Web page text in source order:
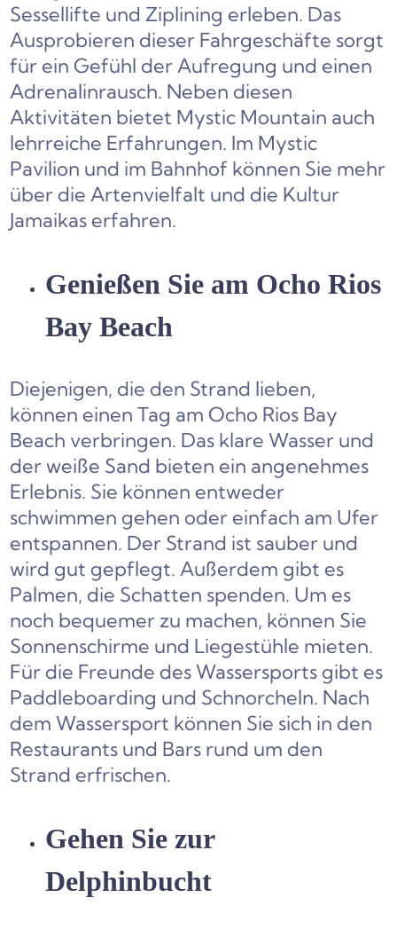
Sessellifte und Ziplining erleben. Das
Ausprobieren dieser Fahrgeschäfte sorgt
für ein Gefühl der Aufregung und einen
Adrenalinrausch. Neben diesen
Aktivitäten bietet Mystic Mountain auch
lehrreiche Erfahrungen. Im Mystic
Pavilion und im Bahnhof können Sie mehr
über die Artenvielfalt und die Kultur
Jamaikas erfahren.
Genießen Sie am Ocho Rios
Bay Beach
Diejenigen, die den Strand lieben,
können einen Tag am Ocho Rios Bay
Beach verbringen. Das klare Wasser und
der weiße Sand bieten ein angenehmes
Erlebnis. Sie können entweder
schwimmen gehen oder einfach am Ufer
entspannen. Der Strand ist sauber und
wird gut gepflegt. Außerdem gibt es
Palmen, die Schatten spenden. Um es
noch bequemer zu machen, können Sie
Sonnenschirme und Liegestühle mieten.
Für die Freunde des Wassersports gibt es
Paddleboarding und Schnorcheln. Nach
dem Wassersport können Sie sich in den
Restaurants und Bars rund um den
Strand erfrischen.
Gehen Sie zur
Delphinbucht